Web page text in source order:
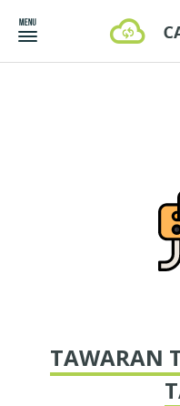
TAWARAN